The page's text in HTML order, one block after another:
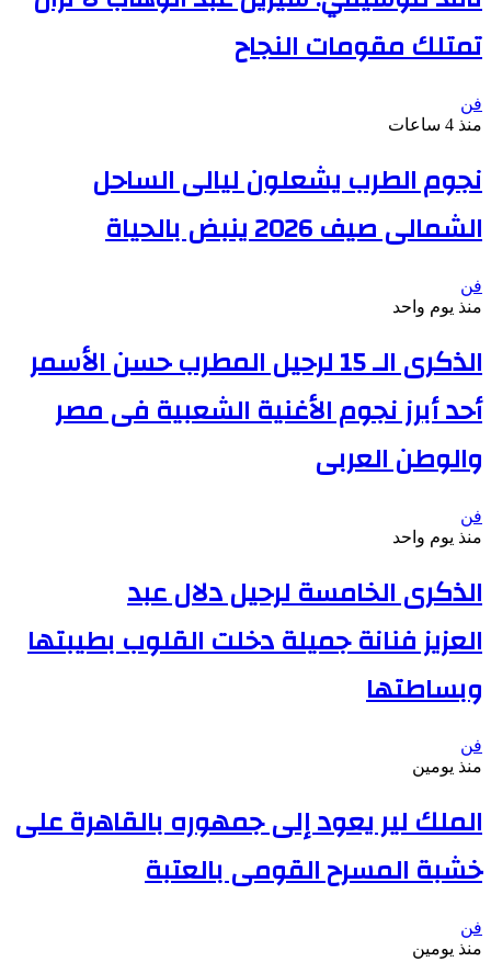
تمتلك مقومات النجاح
فن
منذ 4 ساعات
نجوم الطرب يشعلون ليالى الساحل
الشمالى صيف 2026 ينبض بالحياة
فن
منذ يوم واحد
الذكرى الـ 15 لرحيل المطرب حسن الأسمر
أحد أبرز نجوم الأغنية الشعبية فى مصر
والوطن العربى
فن
منذ يوم واحد
الذكرى الخامسة لرحيل دلال عبد
العزيز فنانة جميلة دخلت القلوب بطيبتها
وبساطتها
فن
منذ يومين
الملك لير يعود إلى جمهوره بالقاهرة على
خشبة المسرح القومى بالعتبة
فن
منذ يومين